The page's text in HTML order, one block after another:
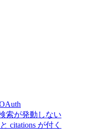
索が発動しない
citations が付く